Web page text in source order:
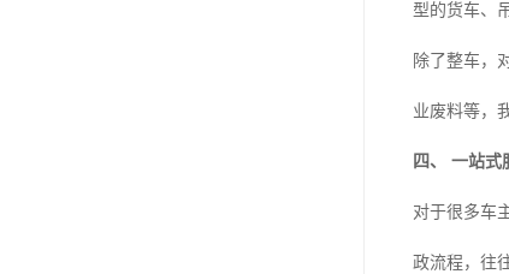
型的货车、
除了整车，
业废料等，
四、 一站式
对于很多车
政流程，往